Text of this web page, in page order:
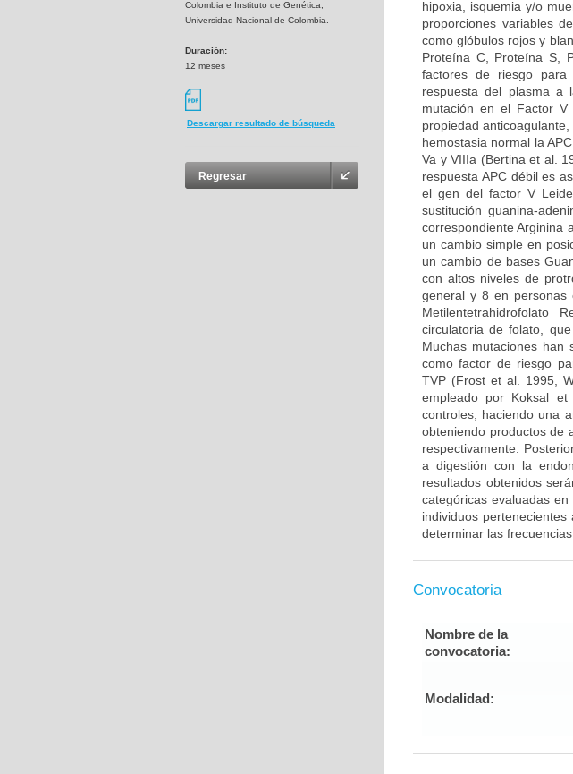
Colombia e Instituto de Genética,
Universidad Nacional de Colombia.
Duración:
12 meses
Descargar resultado de búsqueda
Regresar
hipoxia, isquemia y/o
proporciones variables
como glóbulos rojos y
Proteína C, Proteína S,
factores de riesgo para
respuesta del plasma a
mutación en el Factor
propiedad
hemostasia normal la
Va y VIIIa (Bertina et al.
respuesta APC débil es
el gen del factor V
sustitución guanina-
correspondiente Arginina
un cambio simple en
un cambio de bases
con altos niveles de
general y 8 en personas
Metilentetrahidrofolato
circulatoria de folato,
Muchas mutaciones
como factor de riesgo
TVP (Frost et al. 1995,
empleado por Koksal
controles, haciendo una
obteniendo productos de
respectivamente.
a digestión con la
resultados obtenidos
categóricas evaluadas
individuos
determinar las
Convocatoria
Nombre de la
convocatoria:
Modalidad: